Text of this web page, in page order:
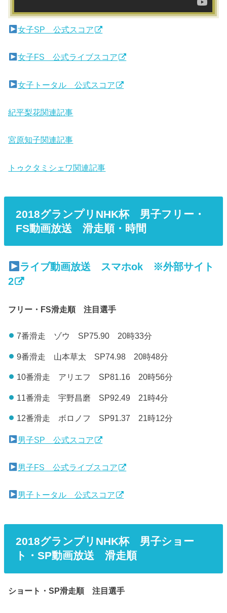
女子SP 公式スコア
女子FS 公式ライブスコア
女子トータル 公式スコア
紀平梨花関連記事
宮原知子関連記事
トゥクタミシェワ関連記事
2018グランプリNHK杯 男子フリー・
FS動画放送 滑走順・時間
ライブ動画放送 スマホok ※外部サイト
2
フリー・FS滑走順 注目選手
7番滑走 ゾウ SP75.90 20時33分
9番滑走 山本草太 SP74.98 20時48分
10番滑走 アリエフ SP81.16 20時56分
11番滑走 宇野昌磨 SP92.49 21時4分
12番滑走 ボロノフ SP91.37 21時12分
男子SP 公式スコア
男子FS 公式ライブスコア
男子トータル 公式スコア
2018グランプリNHK杯 男子ショー
ト・SP動画放送 滑走順
ショート・SP滑走順 注目選手